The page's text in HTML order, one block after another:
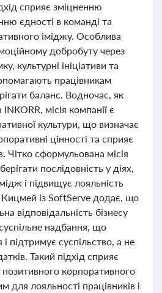
сприяє зміцненню
єдності в команді та
іміджу. Особлива
добробуту через
культурні ініціативи та
працівникам
баланс. Водночас, як
місія компанії є
культури, що визначає
цінності та сприяє
Чітко сформульована місія
послідовність у діях,
і підвищує лояльність
Кицмей із SoftServe додає, що
відповідальність бізнесу
надбання, що
підтримує суспільство, а не
Такий підхід сприяє
корпоративного
для лояльності працівників і